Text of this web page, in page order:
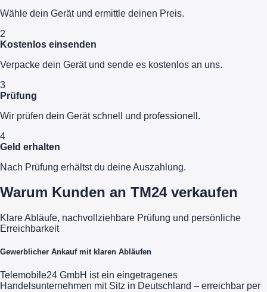
Wähle dein Gerät und ermittle deinen Preis.
2
Kostenlos einsenden
Verpacke dein Gerät und sende es kostenlos an uns.
3
Prüfung
Wir prüfen dein Gerät schnell und professionell.
4
Geld erhalten
Nach Prüfung erhältst du deine Auszahlung.
Warum Kunden an TM24 verkaufen
Klare Abläufe, nachvollziehbare Prüfung und persönliche
Erreichbarkeit
Gewerblicher Ankauf mit klaren Abläufen
Telemobile24 GmbH ist ein eingetragenes
Handelsunternehmen mit Sitz in Deutschland – erreichbar per